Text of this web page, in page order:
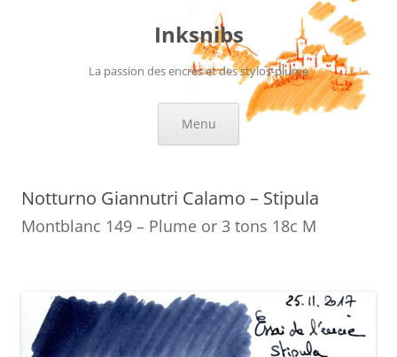
Inksnibs
La passion des encres et des stylos-plume
Menu
Notturno Giannutri Calamo – Stipula
Montblanc 149 – Plume or 3 tons 18c M